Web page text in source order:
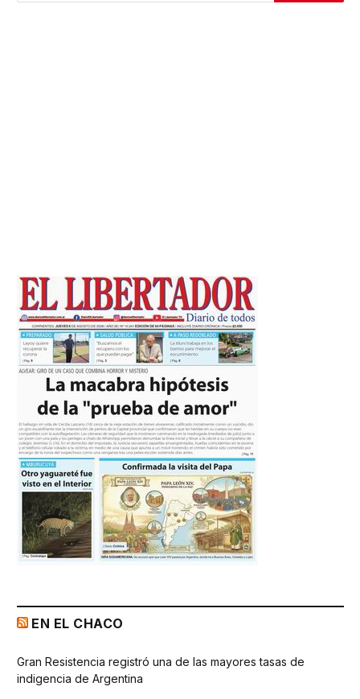
EN EL CHACO
Gran Resistencia registró una de las mayores tasas de
indigencia de Argentina